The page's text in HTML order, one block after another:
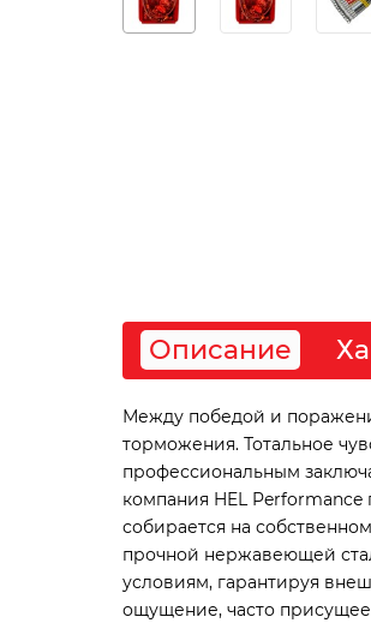
Описание
Между победой и
торможения. Тотальное
профессиональным
компания HEL
собирается на
прочной нержавеющей
условиям, гарантируя
ощущение, часто